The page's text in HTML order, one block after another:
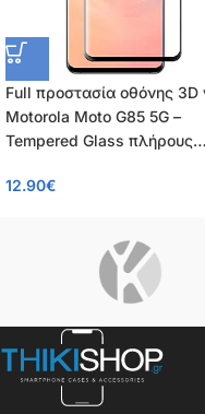
Full προστασία οθόνης 3D
Motorola Moto G85 5G –
Tempered Glass πλήρους
12.90€